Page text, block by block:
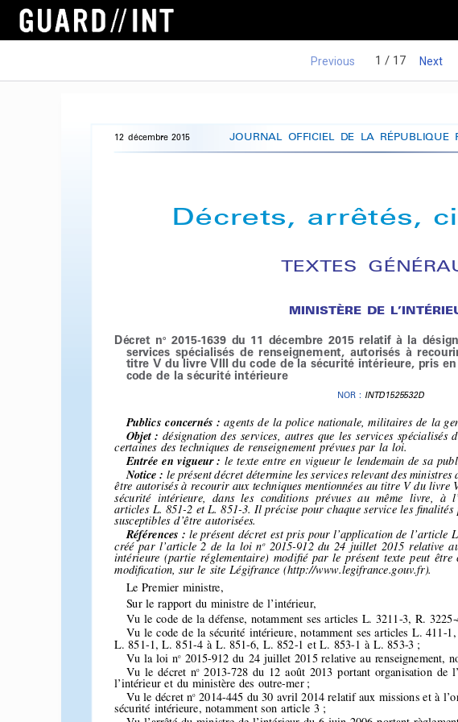
Previous 1 / 17 Next
Décrets, arrêtés,
TEXTES
MINISTÈRE DE
Décret no 2015-1639 du 11 décembre 2015 relatif à  la
services spécialisés de renseignement, autorisés à
titre V du livre VIII du code de la sécurité intérieure, pris en
code de la sécurité intérieure
NOR : INTD1525532D
Publics concernés : agents de la police nationale, militaires de la
Objet : désignation des services, autres que les services spécialisés
certaines des techniques de renseignement prévues par la loi.
Entrée en vigueur : le texte entre en vigueur le lendemain de sa
Notice : le présent décret détermine les services relevant des ministres
être autorisés à recourir aux techniques mentionnées au titre V du livre
sécurité intérieure, dans les  conditions prévues au  même livre, à
articles L. 851-2 et L. 851-3. Il précise pour chaque service les finalités
susceptibles d’être autorisées.
Références : le présent décret est pris pour l’application de l’article
créé par l’article 2 de la loi no 2015-912 du 24 juillet 2015 relative
intérieure (partie réglementaire) modifié par le présent texte peut être
modification, sur le site Légifrance (http://www.legifrance.gouv.fr).
Le Premier ministre,
Sur le  rapport du ministre de l’intérieur,
Vu le code de la défense, notamment ses articles L. 3211-3, R.
Vu le  code de la  sécurité intérieure, notamment ses articles L. 411-1,
L. 851-1, L. 851-4 à L. 851-6, L. 852-1 et L. 853-1 à L. 853-3 ;
Vu la loi no 2015-912 du 24 juillet 2015 relative au renseignement,
Vu le décret no 2013-728 du 12 août 2013 portant organisation de
l’intérieur et  du ministère des outre-mer ;
Vu le décret no 2014-445 du 30 avril 2014 relatif aux missions et à
sécurité intérieure, notamment son article 3 ;
12  décembre 2015 JOURNAL OFFICIEL DE  LA  RÉPUBLIQUE